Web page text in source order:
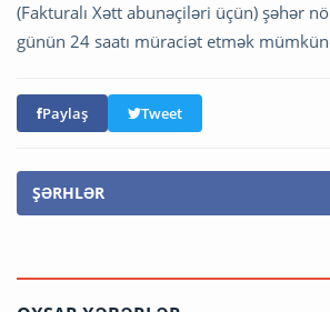
(Fakturalı Xətt abunəçiləri üçün) şəhər
günün 24 saatı müraciət etmək
Paylaş Tweet
ŞƏRHLƏR